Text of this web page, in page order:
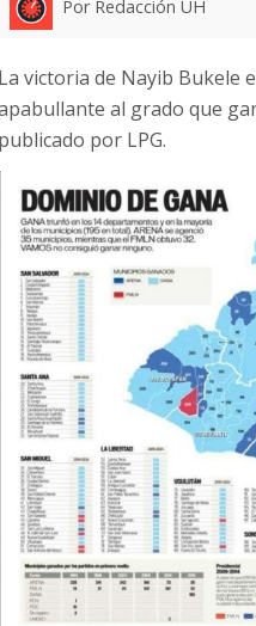
Por Redacción UH
La victoria de Nayib Bukele
al grado que
publicado por LPG.